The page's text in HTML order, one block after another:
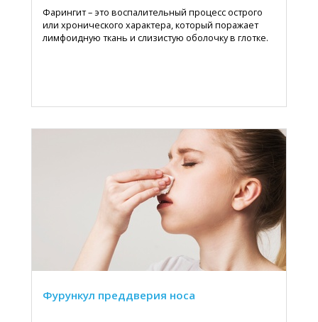
Фарингит – это воспалительный процесс острого
или хронического характера, который поражает
лимфоидную ткань и слизистую оболочку в глотке.
Фурункул преддверия носа